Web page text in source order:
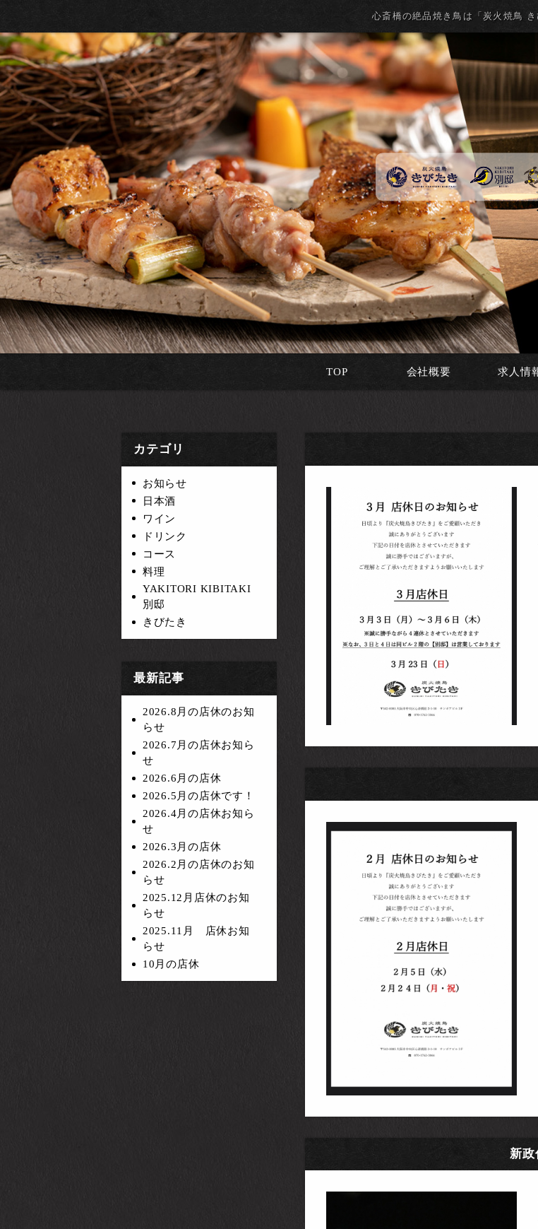
心斎橋の絶品焼き鳥は「炭火焼鳥 き
TOP 会社概要 求人情
カテゴリ
お知らせ
日本酒
ワイン
ドリンク
コース
料理
YAKITORI KIBITAKI
別邸
きびたき
最新記事
2026.8月の店休のお知
らせ
2026.7月の店休お知ら
せ
2026.6月の店休
2026.5月の店休です！
2026.4月の店休お知ら
せ
2026.3月の店休
2026.2月の店休のお知
らせ
2025.12月店休のお知
らせ
2025.11月 店休お知
らせ
10月の店休
新政